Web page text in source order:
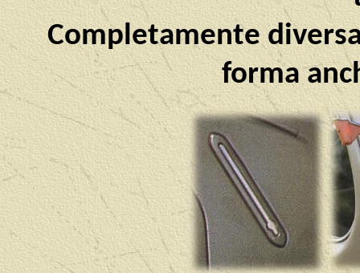
Completamente
forma